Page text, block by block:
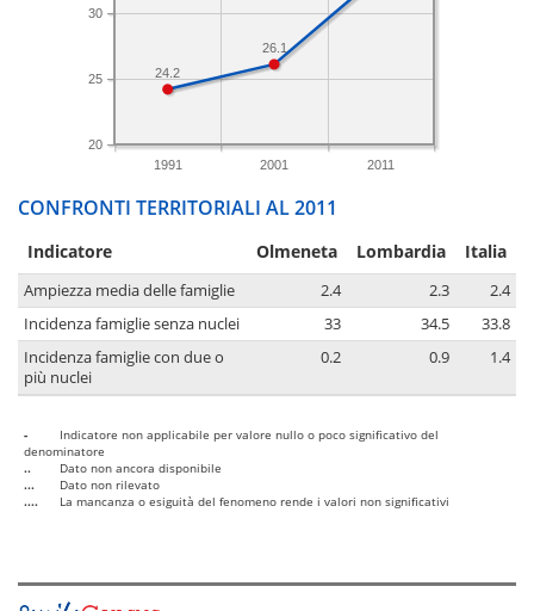
1991 2001 2011
20
25
30
26.1
24.2
CONFRONTI TERRITORIALI AL 2011
Indicatore Olmeneta Lombardia Italia
Ampiezza media delle famiglie 2.4 2.3
2.4
Incidenza famiglie senza nuclei
33 34.5
33.8
Incidenza famiglie con due o
più nuclei
0.2 0.9 1.4
-
Indicatore non applicabile per valore nullo o poco significativo del
denominatore
..
Dato non ancora disponibile
...
Dato non rilevato
....
La mancanza o esiguità del fenomeno rende i valori non significativi